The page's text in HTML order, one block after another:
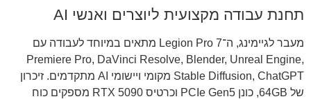
תחנת עבודה מקצועית ליוצרים ואנשי AI
מעבר לגיימינג, ה־Legion Pro 7 מתאים במיוחד לעבודה עם
Premiere Pro, DaVinci Resolve, Blender, Unreal Engine,
Stable Diffusion, ChatGPT מקומי ויישומי AI מתקדמים. זיכרון
של 64GB, כונן PCIe Gen5 וכרטיס RTX 5090 מספקים כוח